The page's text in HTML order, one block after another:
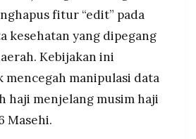
dengan riwayat BPJS
untuk lacak otomatis kunjungan
plus pemeriksaan
dan kognitif via aplikasi (tes
untuk deteksi demensia tanpa
setelah evaluasi 2025
fitur “edit” pada
kesehatan yang dipegang
Kebijakan ini
manipulasi data
haji menjelang musim haji
Masehi.